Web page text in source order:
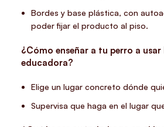
Bordes y base plástica, con
poder fijar el producto al piso.
¿Cómo enseñar a tu perro a usar
educadora?
Elige un lugar concreto dónde
Supervisa que haga en el lugar